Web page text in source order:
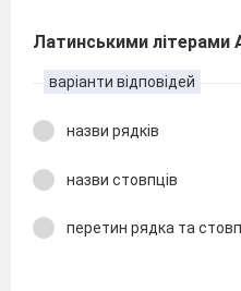
Латинськими літерами
варіанти відповідей
назви рядків
назви стовпців
перетин рядка та